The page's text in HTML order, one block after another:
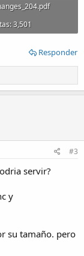
3,501
Responder
#3
servir?
y
su tamaño. pero